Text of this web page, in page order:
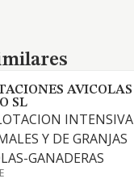
AVICOLAS
SL
INTENSIVA
Y DE GRANJAS
GANADERAS